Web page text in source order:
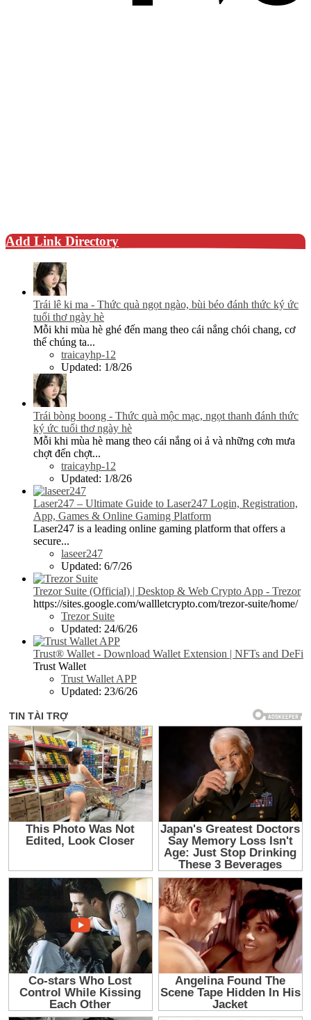
Add Link Directory
Trái lê ki ma - Thức quà ngọt ngào, bùi béo đánh thức ký ức
tuổi thơ ngày hè
Mỗi khi mùa hè ghé đến mang theo cái nắng chói chang, cơ
thể chúng ta...
traicayhp-12
Updated: 1/8/26
Trái bòng boong - Thức quà mộc mạc, ngọt thanh đánh thức
ký ức tuổi thơ ngày hè
Mỗi khi mùa hè mang theo cái nắng oi ả và những cơn mưa
chợt đến chợt...
traicayhp-12
Updated: 1/8/26
Laser247 – Ultimate Guide to Laser247 Login, Registration,
App, Games & Online Gaming Platform
Laser247 is a leading online gaming platform that offers a
secure...
laseer247
Updated: 6/7/26
Trezor Suite (Official) | Desktop & Web Crypto App - Trezor
https://sites.google.com/wallletcrypto.com/trezor-suite/home/
Trezor Suite
Updated: 24/6/26
Trust® Wallet - Download Wallet Extension | NFTs and DeFi
Trust Wallet
Trust Wallet APP
Updated: 23/6/26